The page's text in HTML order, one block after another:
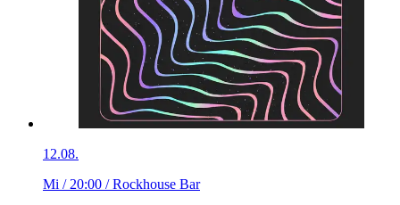
12.08.
Mi / 20:00 / Rockhouse Bar